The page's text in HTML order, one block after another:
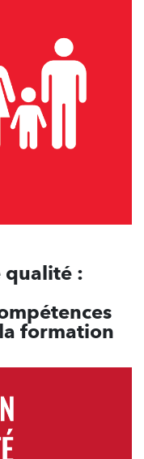
qualité :
formation